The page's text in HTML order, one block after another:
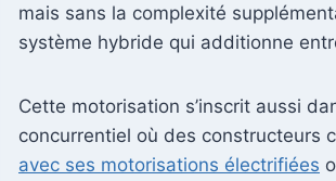
mais sans la complexité
système hybride qui additionne
Cette motorisation s’inscrit aussi
concurrentiel où des constructeurs
avec ses motorisations électrifiées